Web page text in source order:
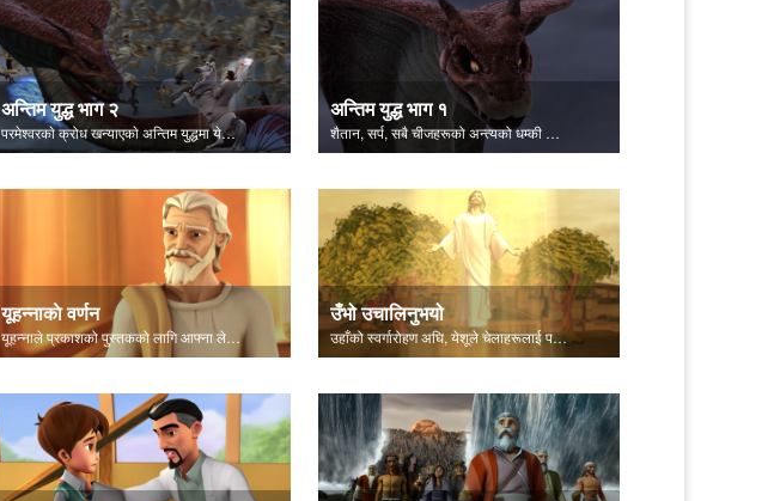
अन्तिम युद्ध भाग २
परमेश्‍वरकाे क्रोध खन्‍याएकाे अन्तिम युद्धमा येशूले शैतानलाई पराजित गर्नुहुन्छ।
अन्तिम युद्ध भाग १
शैतान, सर्प, सबै चीजहरूको अन्त्यको धम्की दिन्छ।
यूहन्नाकाे वर्णन
यूहन्नाले प्रकाशको पुस्तकको लागि आफ्ना लेखहरूको बारेमा बताउँछन्।
उँभो उचालिनुभयो
उहाँको स्वर्गारोहण अघि, येशूले चेलाहरूलाई पवित्र आत्माको बारेमा बताउनुहुन्छ।